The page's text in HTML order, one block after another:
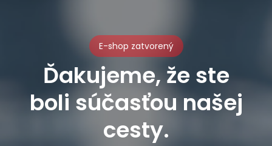
E-shop zatvorený
Ďakujeme, že ste
boli súčasťou našej
cesty.